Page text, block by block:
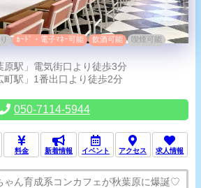
ｶｰﾄﾞ・電子ﾏﾈｰ可能 飲酒可能 喫煙可能
原駅」電気街口より徒歩3分
町駅」1番出口より徒歩2分
050-7114-5944
料金 新着情報 イベント アクセス 求人情報
ゃん育成系コンカフェが秋葉原に爆誕♡